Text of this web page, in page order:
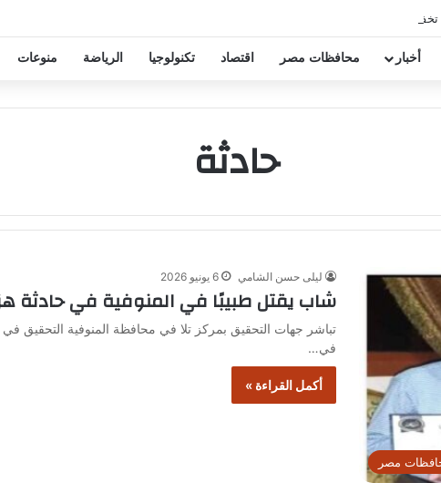
عقود زيزو والشناوي
أخبار محافظات مصر اقتصاد تكنولوجيا الرياضة منوعات
حادثة
مصر
ليلى حسن الشامي 6 يونيو 2026
شاب يقتل طبيبًا في المنوفية في حادثة
تباشر جهات التحقيق بمركز تلا في محافظة المنوفية
في…
أكمل القراءة »